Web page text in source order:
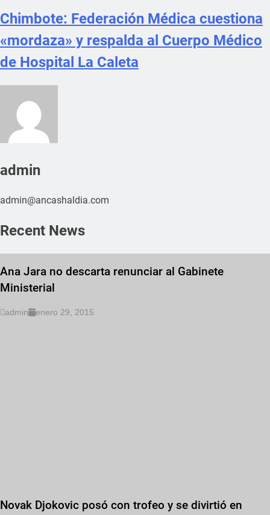
Chimbote: Federación Médica cuestiona
«mordaza» y respalda al Cuerpo Médico
de Hospital La Caleta
admin
admin@ancashaldia.com
Recent News
Ana Jara no descarta renunciar al Gabinete
Ministerial
admin enero 29, 2015
Novak Djokovic posó con trofeo y se divirtió en